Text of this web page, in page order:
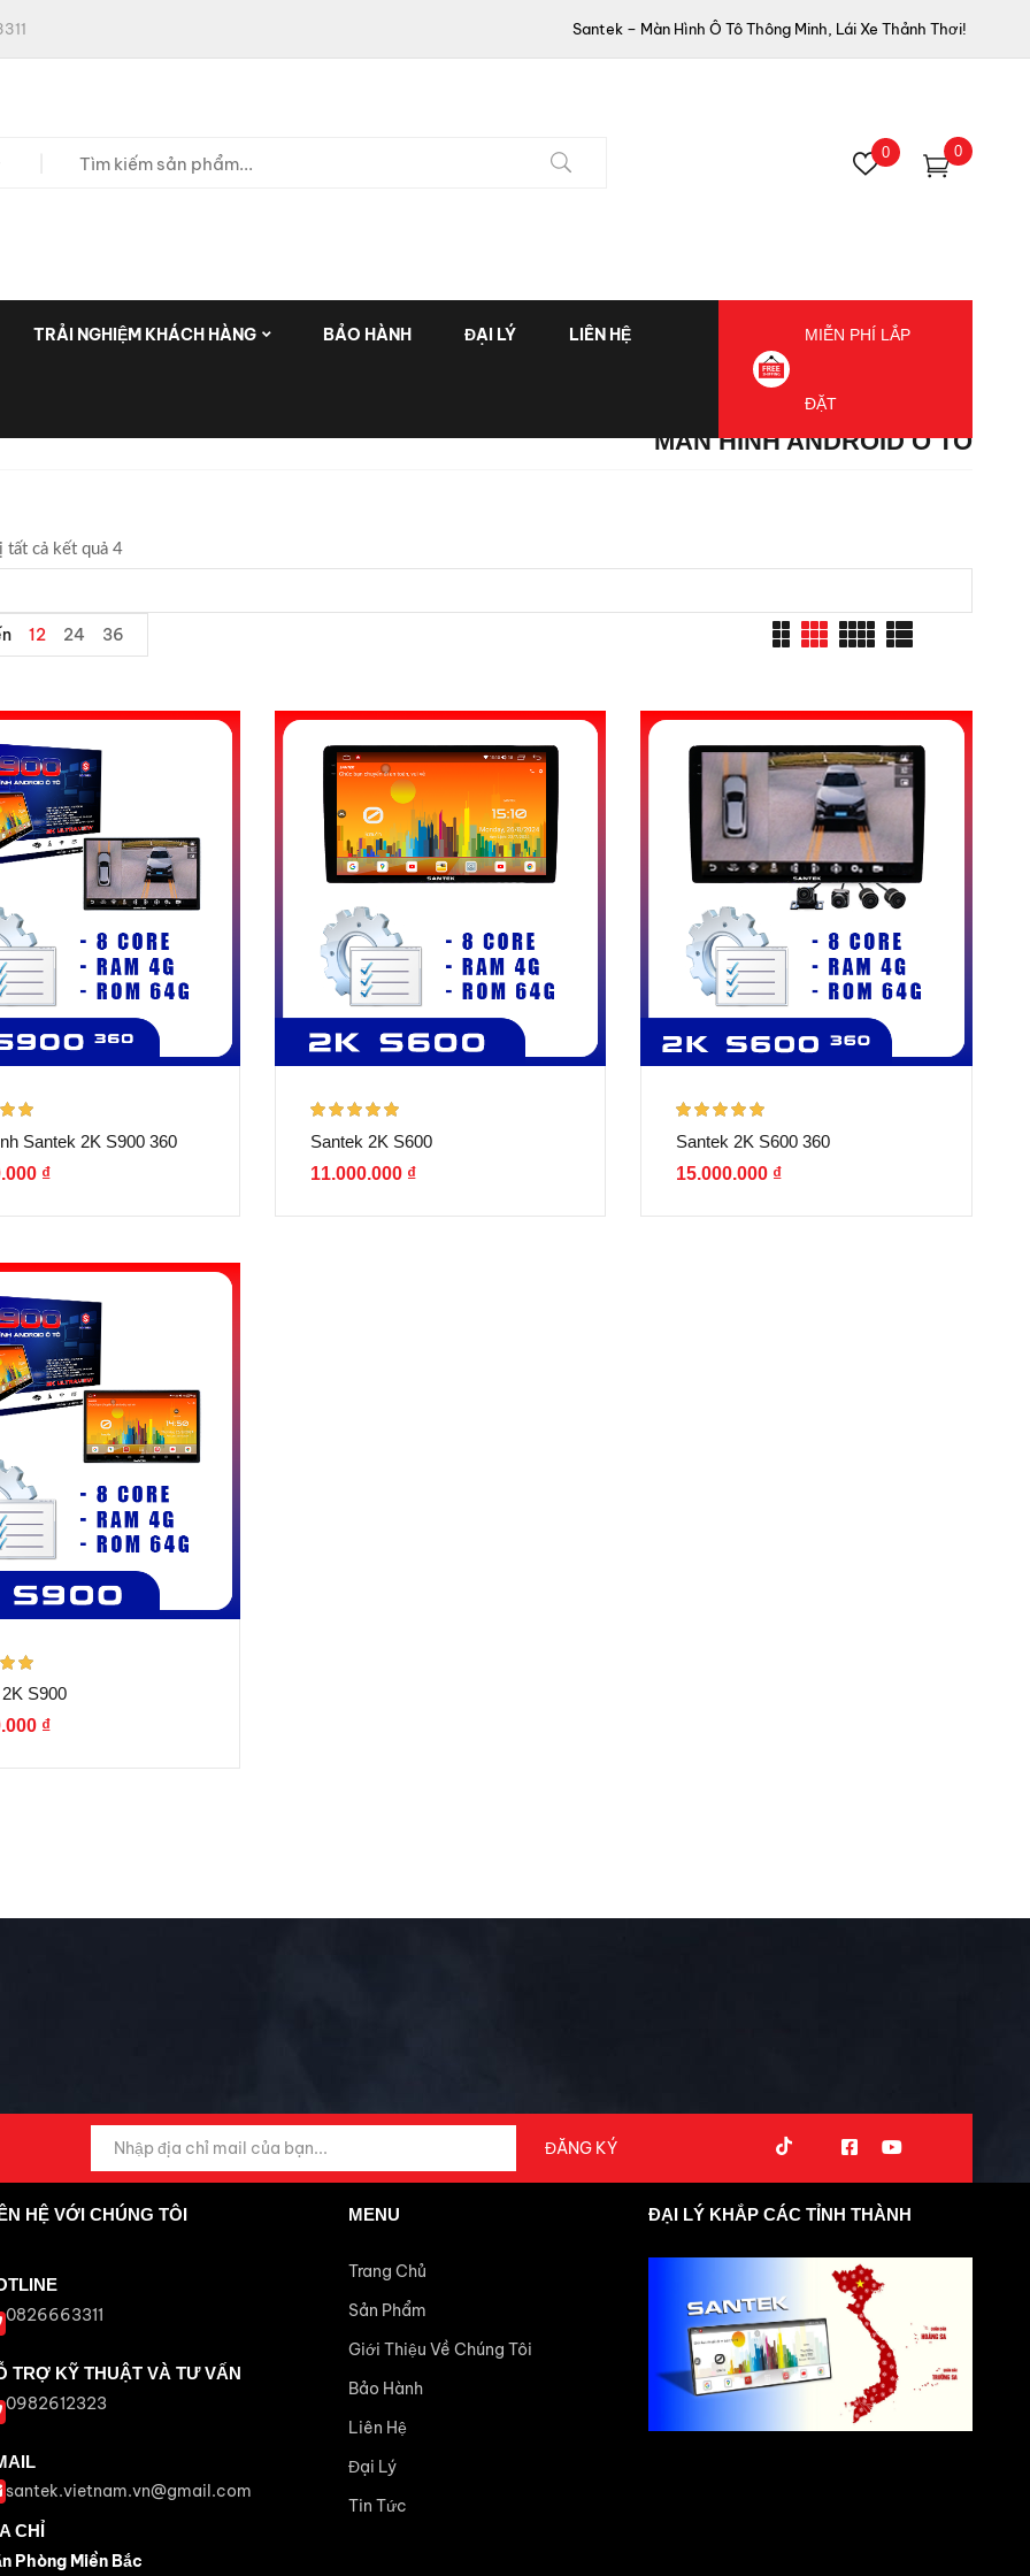
Santek – Màn Hình Ô Tô Thông Minh, Lái Xe Thảnh Thơi!
0 0
TRẢI NGHIỆM KHÁCH HÀNG BẢO HÀNH ĐẠI LÝ LIÊN HỆ MIỄN PHÍ LẮP
ĐẶT
MAN HÌNH ANDROID Ô TÔ
tất cả kết quả 4
12 24 36
5
Santek 2K S900 360
₫
Được xếp
hạng5.005
sao
Santek 2K S600
11.000.000 ₫
Được xếp
hạng5.005
sao
Santek 2K S600 360
15.000.000 ₫
5
S900
₫
HỆ VỚI CHÚNG TÔI
0826663311
TRỢ KỸ THUẬT VÀ TƯ VẤN
0982612323
santek.vietnam.vn@gmail.com
CHỈ
Phòng Miền Bắc
MENU
Trang Chủ
Sản Phẩm
Giới Thiệu Về Chúng Tôi
Bảo Hành
Liên Hệ
Đại Lý
Tin Tức
ĐẠI LÝ KHẮP CÁC TỈNH THÀNH